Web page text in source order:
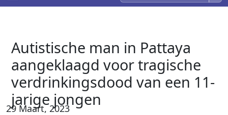
Autistische man in Pattaya
aangeklaagd voor tragische
verdrinkingsdood van een 11-
jarige jongen
29 Maart, 2023